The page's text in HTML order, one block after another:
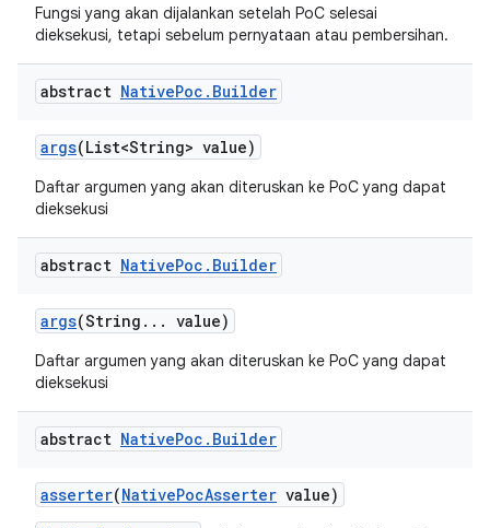
Fungsi yang akan dijalankan setelah PoC selesai
dieksekusi, tetapi sebelum pernyataan atau pembersihan.
abstract NativePoc . Builder
args(List<String> value)
Daftar argumen yang akan diteruskan ke PoC yang dapat
dieksekusi
abstract NativePoc . Builder
args(String . . . value)
Daftar argumen yang akan diteruskan ke PoC yang dapat
dieksekusi
abstract NativePoc . Builder
asserter(NativePocAsserter value)